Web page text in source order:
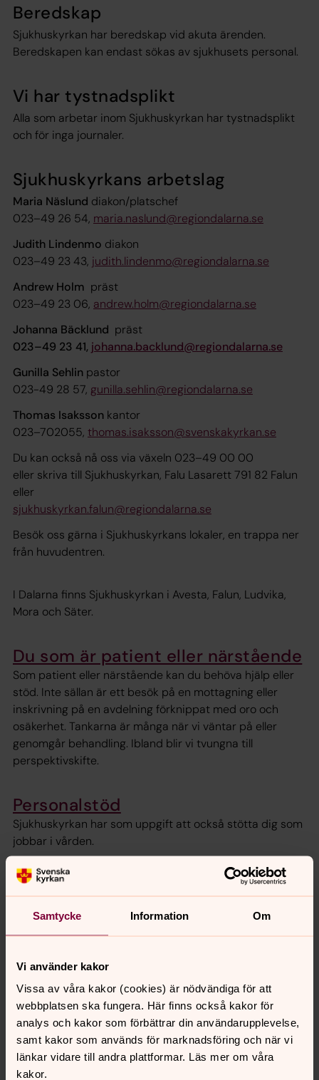
Samtycke Information Om
Vi använder kakor
Vissa av våra kakor (cookies) är nödvändiga för att
webbplatsen ska fungera. Här finns också kakor för
analys och kakor som förbättrar din användarupplevelse,
samt kakor som används för marknadsföring och när vi
länkar vidare till andra plattformar. Läs mer om våra
kakor.
Beredskap
Sjukhuskyrkan har beredskap vid akuta ärenden.
Beredskapen kan endast sökas av sjukhusets personal.
Vi har tystnadsplikt
Alla som arbetar inom Sjukhuskyrkan har tystnadsplikt
och för inga journaler.
Sjukhuskyrkans arbetslag
Maria Näslund diakon/platschef
023–49 26 54, maria.naslund@regiondalarna.se
Judith Lindenmo diakon
023–49 23 43, judith.lindenmo@regiondalarna.se
Andrew Holm präst
023–49 23 06, andrew.holm@regiondalarna.se
Johanna Bäcklund präst
023–49 23 41, johanna.backlund@regiondalarna.se
Gunilla Sehlin pastor
023-49 28 57, gunilla.sehlin@regiondalarna.se
Thomas Isaksson kantor
023–702055, thomas.isaksson@svenskakyrkan.se
Du kan också nå oss via växeln 023–49 00 00
eller skriva till Sjukhuskyrkan, Falu Lasarett 791 82 Falun
eller
sjukhuskyrkan.falun@regiondalarna.se
Besök oss gärna i Sjukhuskyrkans lokaler, en trappa ner
från huvudentren.
I Dalarna finns Sjukhuskyrkan i Avesta, Falun, Ludvika,
Mora och Säter.
Du som är patient eller närstående
Som patient eller närstående kan du behöva hjälp eller
stöd. Inte sällan är ett besök på en mottagning eller
inskrivning på en avdelning förknippat med oro och
osäkerhet. Tankarna är många när vi väntar på eller
genomgår behandling. Ibland blir vi tvungna till
perspektivskifte.
Personalstöd
Sjukhuskyrkan har som uppgift att också stötta dig som
jobbar i vården.
Stödgrupper för barn och unga i
När det inträffar ett dödsfall i familjen blir ingenting sig
likt. Då kan det vara en hjälp att träffa andra som varit
erbjuder åldersindelade grupper för barn och unga.
Bra att veta
Sjukhuskyrkan i Sverige - länkar